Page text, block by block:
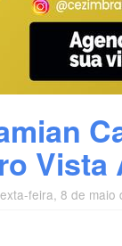
Vista
feira, 8 de maio